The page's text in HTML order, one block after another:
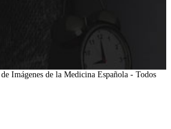
Imágenes de la Medicina Española - Todos